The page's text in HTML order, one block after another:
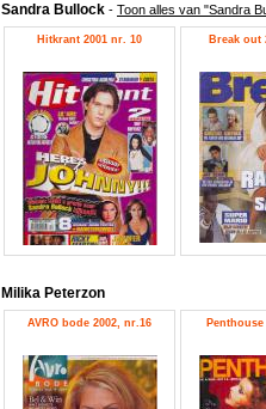
Sandra Bullock - Toon alles van "Sandra
Hitkrant 2001 nr. 10 Break out
Milika Peterzon
AVRO bode 2002, nr.16